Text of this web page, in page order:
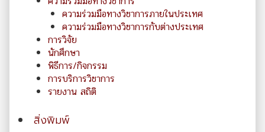
ความร่วมมือทางวิชาการภายในประเทศ
ความร่วมมือทางวิชาการกับต่างประเทศ
การวิจัย
นักศึกษา
พิธีการ/กิจกรรม
การบริการวิชาการ
รายงาน สถิติ
สิ่งพิมพ์